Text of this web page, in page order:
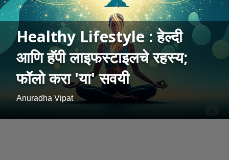
Healthy Lifestyle : हेल्दी
आणि हॅपी लाइफस्टाइलचे रहस्य;
फॉलो करा 'या' सवयी
Anuradha Vipat